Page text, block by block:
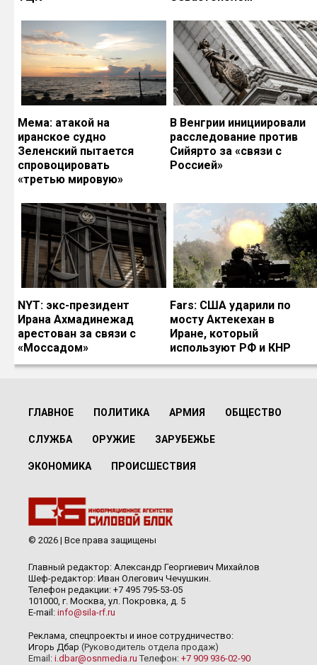
Мема: атакой на
иранское судно
Зеленский пытается
спровоцировать
«третью мировую»
В Венгрии инициировали
расследование против
Сийярто за «связи с
Россией»
NYT: экс-президент
Ирана Ахмадинежад
арестован за связи с
«Моссадом»
Fars: США ударили по
мосту Актекехан в
Иране, который
используют РФ и КНР
ГЛАВНОЕ ПОЛИТИКА АРМИЯ ОБЩЕСТВО
СЛУЖБА ОРУЖИЕ ЗАРУБЕЖЬЕ
ЭКОНОМИКА ПРОИСШЕСТВИЯ
© 2026 | Все права защищены
Главный редактор: Александр Георгиевич Михайлов
Шеф-редактор: Иван Олегович Чечушкин.
Телефон редакции: +7 495 795-53-05
101000, г. Москва, ул. Покровка, д. 5
E-mail: info@sila-rf.ru
Реклама, спецпроекты и иное сотрудничество:
Игорь Дбар (Руководитель отдела продаж)
Email: i.dbar@osnmedia.ru Телефон: +7 909 936-02-90